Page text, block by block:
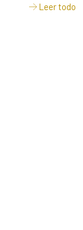
Leer todo